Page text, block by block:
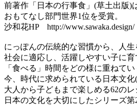
前著作「日本の行事食」(草土出版)
おもてなし部門世界1位を受賞。
沙和花HP http://www.sawaka.design/
にっぽんの伝統的な習慣から、人
社会に適応し、活躍しやすい子に育
「食べる」時間をどの様に重ねてい
今、時代に求められている日本文化
大人から子どもまで楽しめる62の
日本の文化を大切にしたシリーズ第